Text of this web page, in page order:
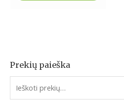
Prekių paieška
I
e